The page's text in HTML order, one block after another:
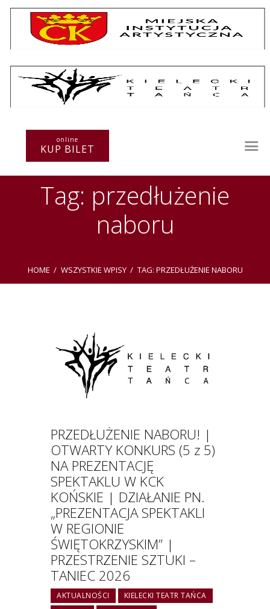
online
KUP BILET
Tag: przedłużenie
naboru
HOME WSZYSTKIE WPISY TAG: PRZEDŁUŻENIE NABORU
Repertuar
Warsztaty
Kurs instruktorski
PRZEDŁUŻENIE NABORU! |
OTWARTY KONKURS (5 z 5)
NA PREZENTACJĘ
SPEKTAKLU W KCK
KOŃSKIE | DZIAŁANIE PN.
„PREZENTACJA SPEKTAKLI
W REGIONIE
ŚWIĘTOKRZYSKIM” |
PRZESTRZENIE SZTUKI –
TANIEC 2026
AKTUALNOŚCI
KIELECKI TEATR TAŃCA